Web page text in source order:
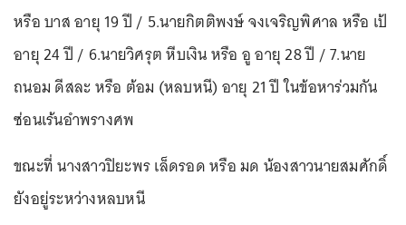
หรือ บาส อายุ 19 ปี / 5.นายกิตติพงษ์ จงเจริญพิศาล หรือ เป้
อายุ 24 ปี / 6.นายวิศรุต หีบเงิน หรือ อู อายุ 28 ปี / 7.นาย
ถนอม ดีสละ หรือ ต้อม (หลบหนี) อายุ 21 ปี ในข้อหาร่วมกัน
ซ่อนเร้นอำพรางศพ
ขณะที่ นางสาวปิยะพร เล็ดรอด หรือ มด น้องสาวนายสมศักดิ์
ยังอยู่ระหว่างหลบหนี